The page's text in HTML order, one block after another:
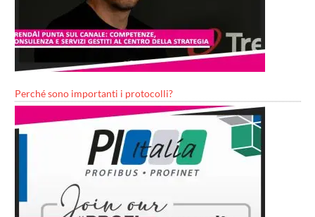
Perché sono importanti i protocolli?